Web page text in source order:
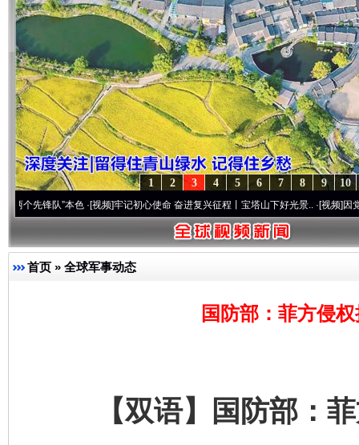
10
9
8
7
6
5
4
3
2
1
”本色·[视频]牢记初心使命 奋进复兴征程丨宝塔山下好光景..·[视频]因党而生 为党
首页 » 全球军事动态
国防部：菲方侵
【双语】国防部：菲